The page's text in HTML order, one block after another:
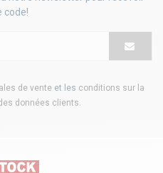
code!
de vente et les conditions sur la
données clients